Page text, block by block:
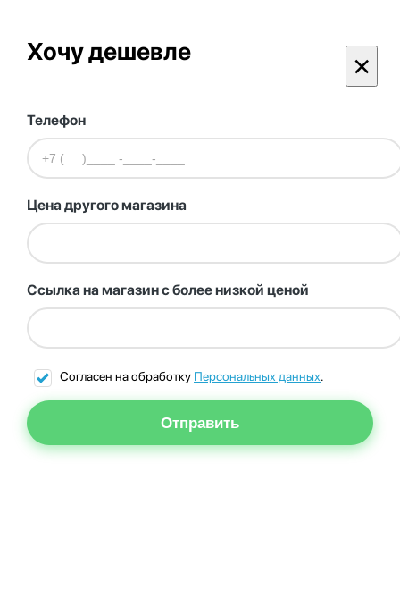
Хочу дешевле ×
Телефон
Цена другого магазина
Ссылка на магазин с более низкой ценой
Согласен на обработку Персональных данных.
Отправить